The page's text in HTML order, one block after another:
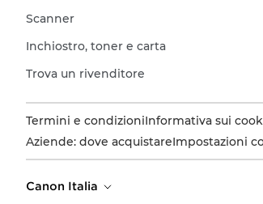
Scanner
Inchiostro, toner e carta
Trova un rivenditore
Termini e condizioniInformativa sui
Aziende: dove acquistareImpostazioni
Canon Italia